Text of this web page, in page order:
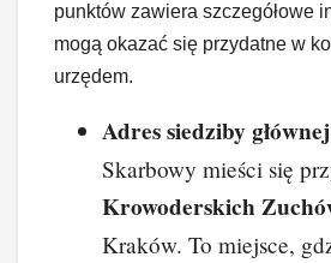
punktów zawiera szczegółowe
mogą okazać się przydatne w
urzędem.
Adres siedziby
Skarbowy mieści się
Krowoderskich
Kraków. To miejsce,